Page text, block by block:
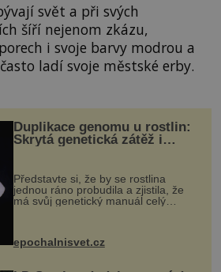
svět a při svých
šíří nejenom zkázu,
i svoje barvy modrou a
ladí svoje městské erby.
Duplikace genomu u rostlin:
Skrytá genetická zátěž i
Představte si, že by se rostlina
jednou ráno probudila a zjistila, že
má svůj genetický manuál celý
vstupenka...
epochalnisvet.cz